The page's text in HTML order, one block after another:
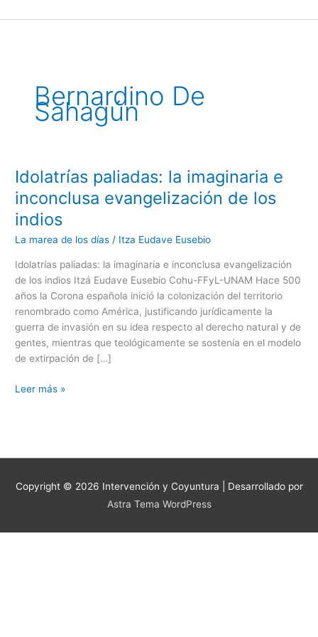
al
Bernardino De
Sahagún
Idolatrías paliadas: la imaginaria e
inconclusa evangelización de los
indios
La marea de los días / Itza Eudave Eusebio
Idolatrías paliadas: la imaginaria e inconclusa evangelización
de los indios Itzá Eudave Eusebio Cohu-FFyL-UNAM Hace 500
años la Corona española inició la colonización del territorio
renombrado como América, justificando jurídicamente la
guerra de invasión en su idea respecto al derecho natural y de
gentes, mientras que teológicamente se sostenía en el modelo
de extirpación de […]
Idolatrías
paliadas:
la
imaginaria
e
evangelización
de
los
indios
Leer más »
Copyright © 2026 Intervención y Coyuntura | Desarrollado por
Astra Tema WordPress